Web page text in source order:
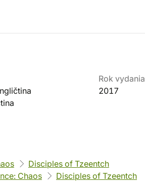
Rok vydania
2017
Disciples of Tzeentch
Chaos Disciples of Tzeentch